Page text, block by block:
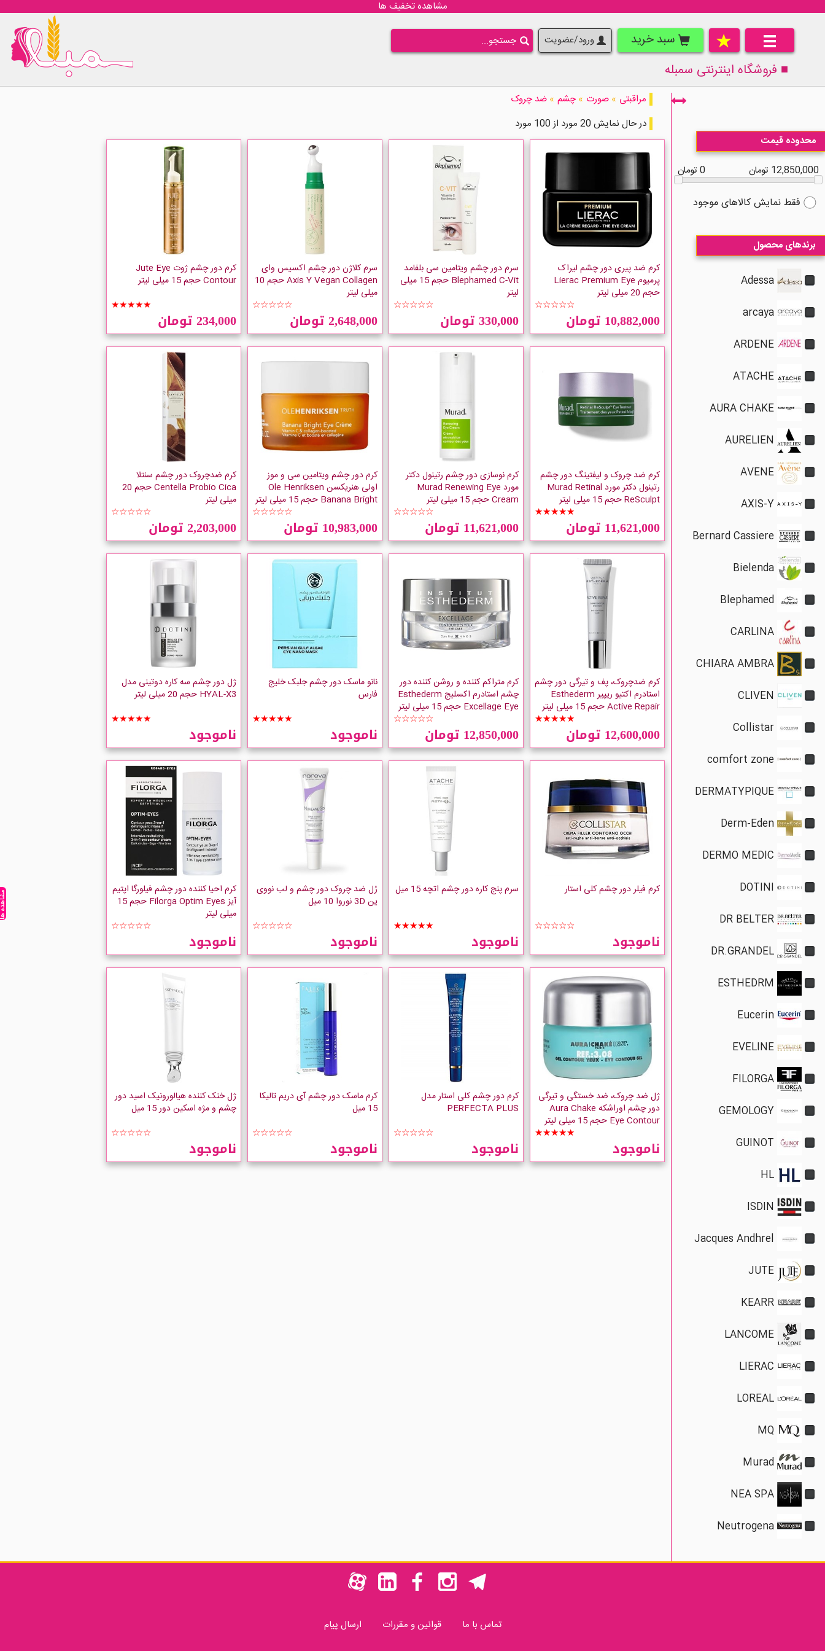
مشاهده تخفیف ها
سبد خرید ورود/عضویت
■ فروشگاه اینترنتی سمبله
محدوده قیمت
12,850,000 تومان
0 تومان
فقط نمایش کالاهای موجود
برندهای محصول
Adessa
arcaya
ARDENE
ATACHE
AURA CHAKE
AURELIEN
AVENE
AXIS-Y
Bernard Cassiere
Bielenda
Blephamed
CARLINA
CHIARA AMBRA
CLIVEN
Collistar
comfort zone
DERMATYPIQUE
Derm-Eden
DERMO MEDIC
DOTINI
DR BELTER
DR.GRANDEL
ESTHEDRM
Eucerin
EVELINE
FILORGA
GEMOLOGY
GUINOT
HL
ISDIN
Jacques Andhrel
JUTE
KEARR
LANCOME
LIERAC
LOREAL
MQ
Murad
NEA SPA
Neutrogena
مراقبتی » صورت »چشم » ضد چروک
در حال نمایش 20 مورد از 100 مورد
کرم ضد پیری دور چشم لیراک
پرمیوم Lierac Premium Eye
حجم 20 میلی لیتر
☆☆☆☆☆
10,882,000 تومان
سرم دور چشم ویتامین سی بلفامد
Blephamed C-Vit حجم 15 میلی
لیتر
☆☆☆☆☆
330,000 تومان
سرم کلاژن دور چشم اکسیس وای
Axis Y Vegan Collagen حجم 10
میلی لیتر
☆☆☆☆☆
2,648,000 تومان
کرم دور چشم ژوت Jute Eye
Contour حجم 15 میلی لیتر
★★★★★
234,000 تومان
کرم ضد چروک و لیفتینگ دور چشم
رتینول دکتر مورد Murad Retinal
ReSculpt حجم 15 میلی لیتر
★★★★★
11,621,000 تومان
کرم نوسازی دور چشم رتینول دکتر
مورد Murad Renewing Eye
Cream حجم 15 میلی لیتر
☆☆☆☆☆
11,621,000 تومان
کرم دور چشم ویتامین سی و موز
اولی هنریکسن Ole Henriksen
Banana Bright حجم 15 میلی لیتر
☆☆☆☆☆
10,983,000 تومان
کرم ضدچروک دور چشم سنتلا
Centella Probio Cica حجم 20
میلی لیتر
☆☆☆☆☆
2,203,000 تومان
کرم ضدچروک، پف و تیرگی دور چشم
استادرم اکتیو ریپیر Esthederm
Active Repair حجم 15 میلی لیتر
★★★★★
12,600,000 تومان
کرم متراکم کننده و روشن کننده دور
چشم استادرم اکسلیج Esthederm
Excellage Eye حجم 15 میلی لیتر
☆☆☆☆☆
12,850,000 تومان
نانو ماسک دور چشم جلبک خلیج
فارس
★★★★★
ناموجود
ژل دور چشم سه کاره دوتینی مدل
HYAL-X3 حجم 20 میلی لیتر
★★★★★
ناموجود
کرم فیلر دور چشم کلی استار
☆☆☆☆☆
ناموجود
سرم پنج کاره دور چشم اتچه 15 میل
★★★★★
ناموجود
رُل ضد چروک دور چشم و لب نووی
ین 3D نوروا 10 میل
☆☆☆☆☆
ناموجود
کرم احیا کننده دور چشم فیلورگا اپتیم
آیز Filorga Optim Eyes حجم 15
میلی لیتر
☆☆☆☆☆
ناموجود
ژل ضد چروک، ضد خستگی و تیرگی
دور چشم اوراشکه Aura Chake
Eye Contour حجم 15 میلی لیتر
★★★★★
ناموجود
کرم دور چشم کلی استار مدل
PERFECTA PLUS
☆☆☆☆☆
ناموجود
کرم ماسک دور چشم آی دریم تالیکا
15 میل
☆☆☆☆☆
ناموجود
ژل خنک کننده هیالورونیک اسید دور
چشم و مژه اسکین دور 15 میل
☆☆☆☆☆
ناموجود
تماس با ما قوانین و مقررات ارسال پیام